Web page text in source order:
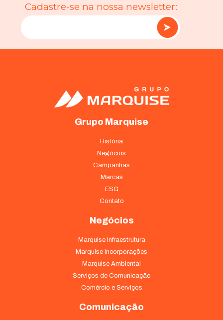
Cadastre-se na nossa newsletter:
Grupo Marquise
História
Negócios
Campanhas
Marcas
ESG
Contato
Negócios
Marquise Infraestrutura
Marquise Incorporações
Marquise Ambiental
Serviços de Comunicação
Comércio e Serviços
Comunicação
Necessário
Esses cookies
não são
opcionais. São
do site.
Estatísticas
Para que
e a estrutura
Para que o
nosso site
funcione o
melhor possível
durante a sua
visita. Se você
cookies,
algumas